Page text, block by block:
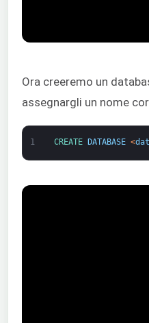
Ora creeremo un
assegnargli un nome
1 CREATE DATABASE <